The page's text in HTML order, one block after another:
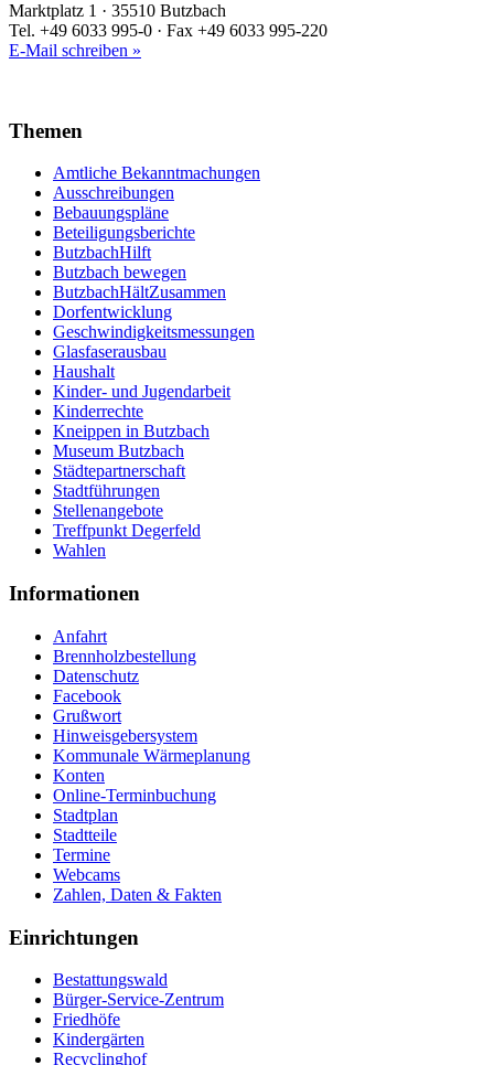
Marktplatz 1 · 35510 Butzbach
Tel. +49 6033 995-0 · Fax +49 6033 995-220
E-Mail schreiben »
Themen
Amtliche Bekanntmachungen
Ausschreibungen
Bebauungspläne
Beteiligungsberichte
ButzbachHilft
Butzbach bewegen
ButzbachHältZusammen
Dorfentwicklung
Geschwindigkeitsmessungen
Glasfaserausbau
Haushalt
Kinder- und Jugendarbeit
Kinderrechte
Kneippen in Butzbach
Museum Butzbach
Städtepartnerschaft
Stadtführungen
Stellenangebote
Treffpunkt Degerfeld
Wahlen
Informationen
Anfahrt
Brennholzbestellung
Datenschutz
Facebook
Grußwort
Hinweisgebersystem
Kommunale Wärmeplanung
Konten
Online-Terminbuchung
Stadtplan
Stadtteile
Termine
Webcams
Zahlen, Daten & Fakten
Einrichtungen
Bestattungswald
Bürger-Service-Zentrum
Friedhöfe
Kindergärten
Recyclinghof